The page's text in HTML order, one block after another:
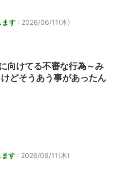
ます : 2026/06/11(木)
向けてる不審な行為～み
どそうあう事があったん
ます : 2026/06/11(木)